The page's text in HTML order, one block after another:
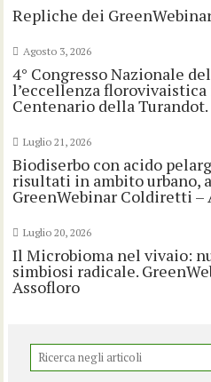
Repliche dei
Agosto 3, 2026
4° Congresso Nazionale
l’eccellenza
Centenario della
Luglio 21, 2026
Biodiserbo con acido
risultati in ambito urbano,
GreenWebinar Coldiretti –
Luglio 20, 2026
Il Microbioma nel vivaio:
simbiosi radicale.
Assofloro